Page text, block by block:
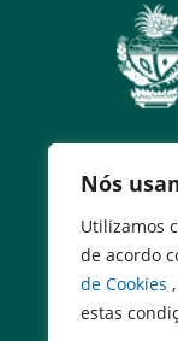
Nós
Utilizamos
de acordo
de Cookies
estas
Serviços
Expresso
Expresso
Expresso
SEI